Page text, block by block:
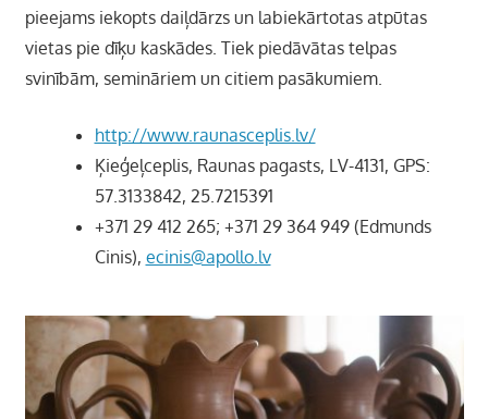
pieejams iekopts daiļdārzs un labiekārtotas atpūtas
vietas pie dīķu kaskādes. Tiek piedāvātas telpas
svinībām, semināriem un citiem pasākumiem.
http://www.raunasceplis.lv/
Ķieģeļceplis, Raunas pagasts, LV-4131, GPS:
57.3133842, 25.7215391
+371 29 412 265; +371 29 364 949 (Edmunds
Cinis), ecinis@apollo.lv